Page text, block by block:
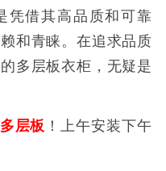
凭借其高品质和可靠
和青睐。在追求品质
多层板衣柜，无疑是
多层板 ！上午安装下午